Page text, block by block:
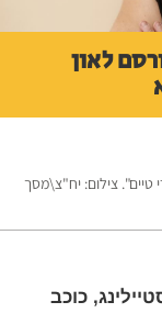
לאון
צילום: יח"צ\מסך
כוכב